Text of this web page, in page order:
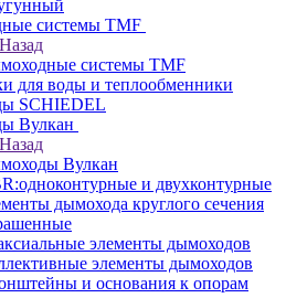
системы TMF
Назад
системы TMF
для воды и теплообменники
SCHIEDEL
Вулкан
Назад
Вулкан
и двухконтурные
дымохода круглого сечения
элементы дымоходов
элементы дымоходов
и основания к опорам